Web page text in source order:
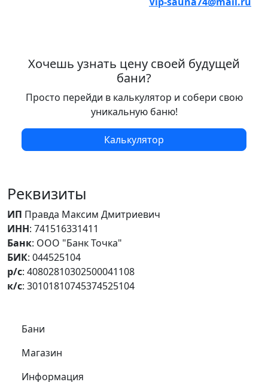
Хочешь узнать цену своей будущей
бани?
Просто перейди в калькулятор и собери свою
уникальную баню!
Калькулятор
Реквизиты
ИП Правда Максим Дмитриевич
ИНН: 741516331411
Банк: ООО "Банк Точка"
БИК: 044525104
р/с: 40802810302500041108
к/с: 30101810745374525104
Самое важное
Бани
Магазин
Информация